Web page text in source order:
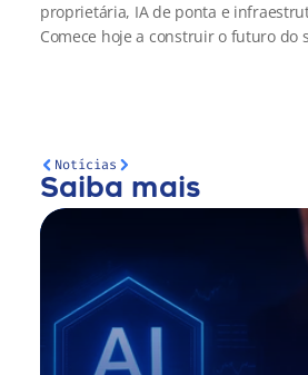
proprietária, IA de ponta e
Comece hoje a construir o futuro do
Notícias
Saiba mais